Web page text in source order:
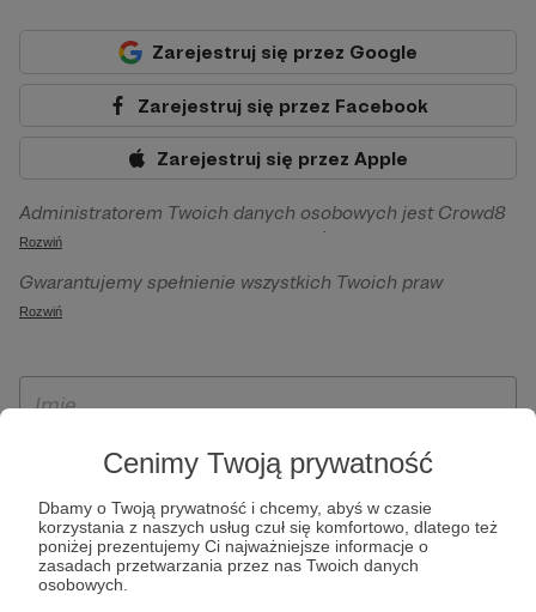
Cenimy Twoją prywatność
Dbamy o Twoją prywatność i chcemy, abyś w czasie
korzystania z naszych usług czuł się komfortowo, dlatego też
poniżej prezentujemy Ci najważniejsze informacje o
zasadach przetwarzania przez nas Twoich danych
osobowych.
Zarejestruj się przez Google
Zarejestruj się przez Facebook
Zarejestruj się przez Apple
Administratorem Twoich danych osobowych jest Crowd8
sp. z o.o. z siedziba w Warszawie, ul. Żwirki i Wigury 16, 02-
092 Warszawa. Twoje dane osobowe będą przetwarzane w
szczególności w celu wykonania umowy zawartej z Tobą, w
Patronite.pl, w tym możliwości dokonywania oraz
otrzymywania wsparcia na naszej platformie oraz
Rozwiń
Gwarantujemy spełnienie wszystkich Twoich praw
wynikających z ogólnego rozporządzenia o ochronie
ich przenoszenia, niepodlegania zautomatyzowanemu
wyrażenia sprzeciwu wobec przetwarzania Twoich danych
osobowych. Rejestracja dla osób niepełnoletnich możliwa
jest po przekazaniu podpisanego formularza "Zgodna na
założenie konta przez osobę niepełnoletnią", formularz
dostępny jest na stronie regulaminu Patronite.pl.
Rozwiń